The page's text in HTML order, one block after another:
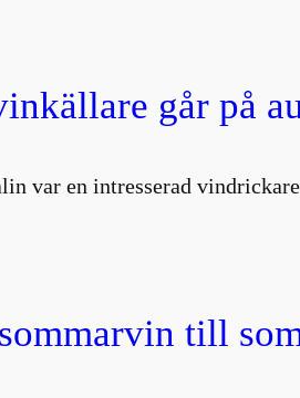
går på
var en intresserad
till